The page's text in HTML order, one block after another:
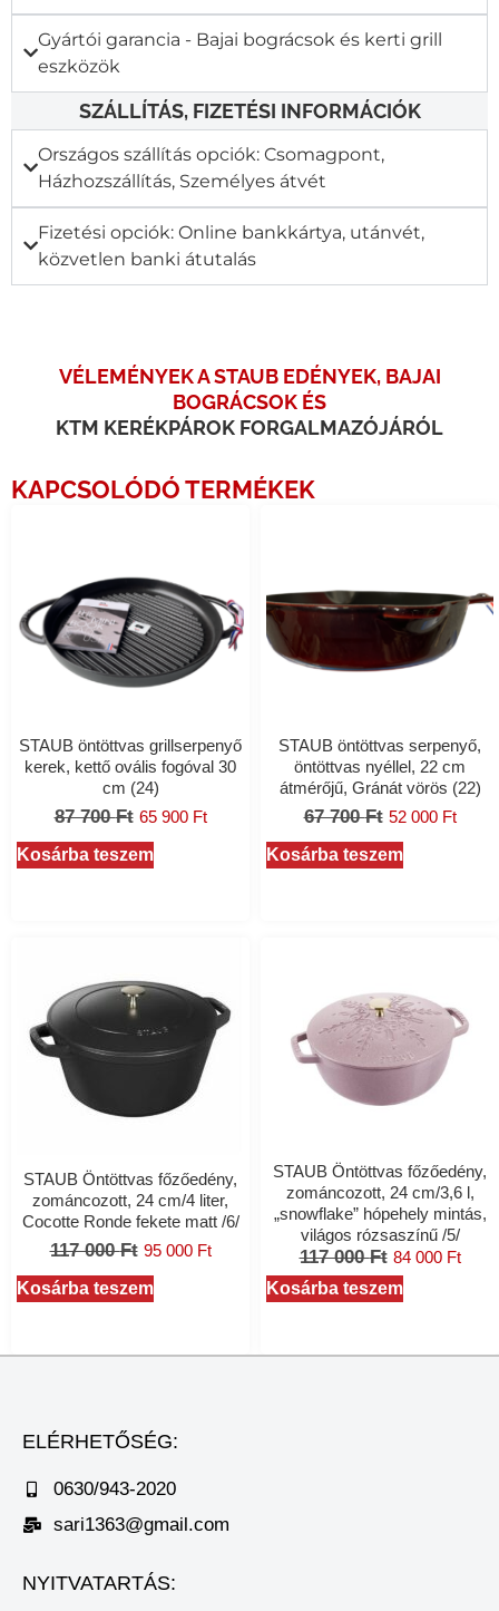
Gyártói garancia - Bajai bográcsok és kerti grill
eszközök
SZÁLLÍTÁS, FIZETÉSI INFORMÁCIÓK
Országos szállítás opciók: Csomagpont,
Házhozszállítás, Személyes átvét
Fizetési opciók: Online bankkártya, utánvét,
közvetlen banki átutalás
VÉLEMÉNYEK A STAUB EDÉNYEK, BAJAI
BOGRÁCSOK ÉS
KTM KERÉKPÁROK FORGALMAZÓJÁRÓL
KAPCSOLÓDÓ TERMÉKEK
STAUB öntöttvas grillserpenyő
kerek, kettő ovális fogóval 30
cm (24)
87 700Ft 65 900 Ft
Kosárba teszem
STAUB öntöttvas serpenyő,
öntöttvas nyéllel, 22 cm
átmérőjű, Gránát vörös (22)
67 700Ft 52 000 Ft
Kosárba teszem
STAUB Öntöttvas főzőedény,
zománcozott, 24 cm/4 liter,
Cocotte Ronde fekete matt /6/
117 000Ft 95 000 Ft
Kosárba teszem
STAUB Öntöttvas főzőedény,
zománcozott, 24 cm/3,6 l,
„snowflake” hópehely mintás,
világos rózsaszínű /5/
117 000Ft 84 000 Ft
Kosárba teszem
ELÉRHETŐSÉG:
0630/943-2020
sari1363@gmail.com
NYITVATARTÁS: